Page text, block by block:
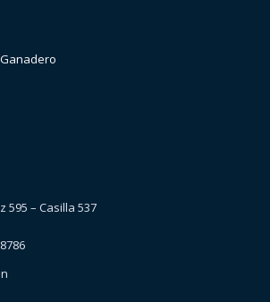
595 – Casilla 537